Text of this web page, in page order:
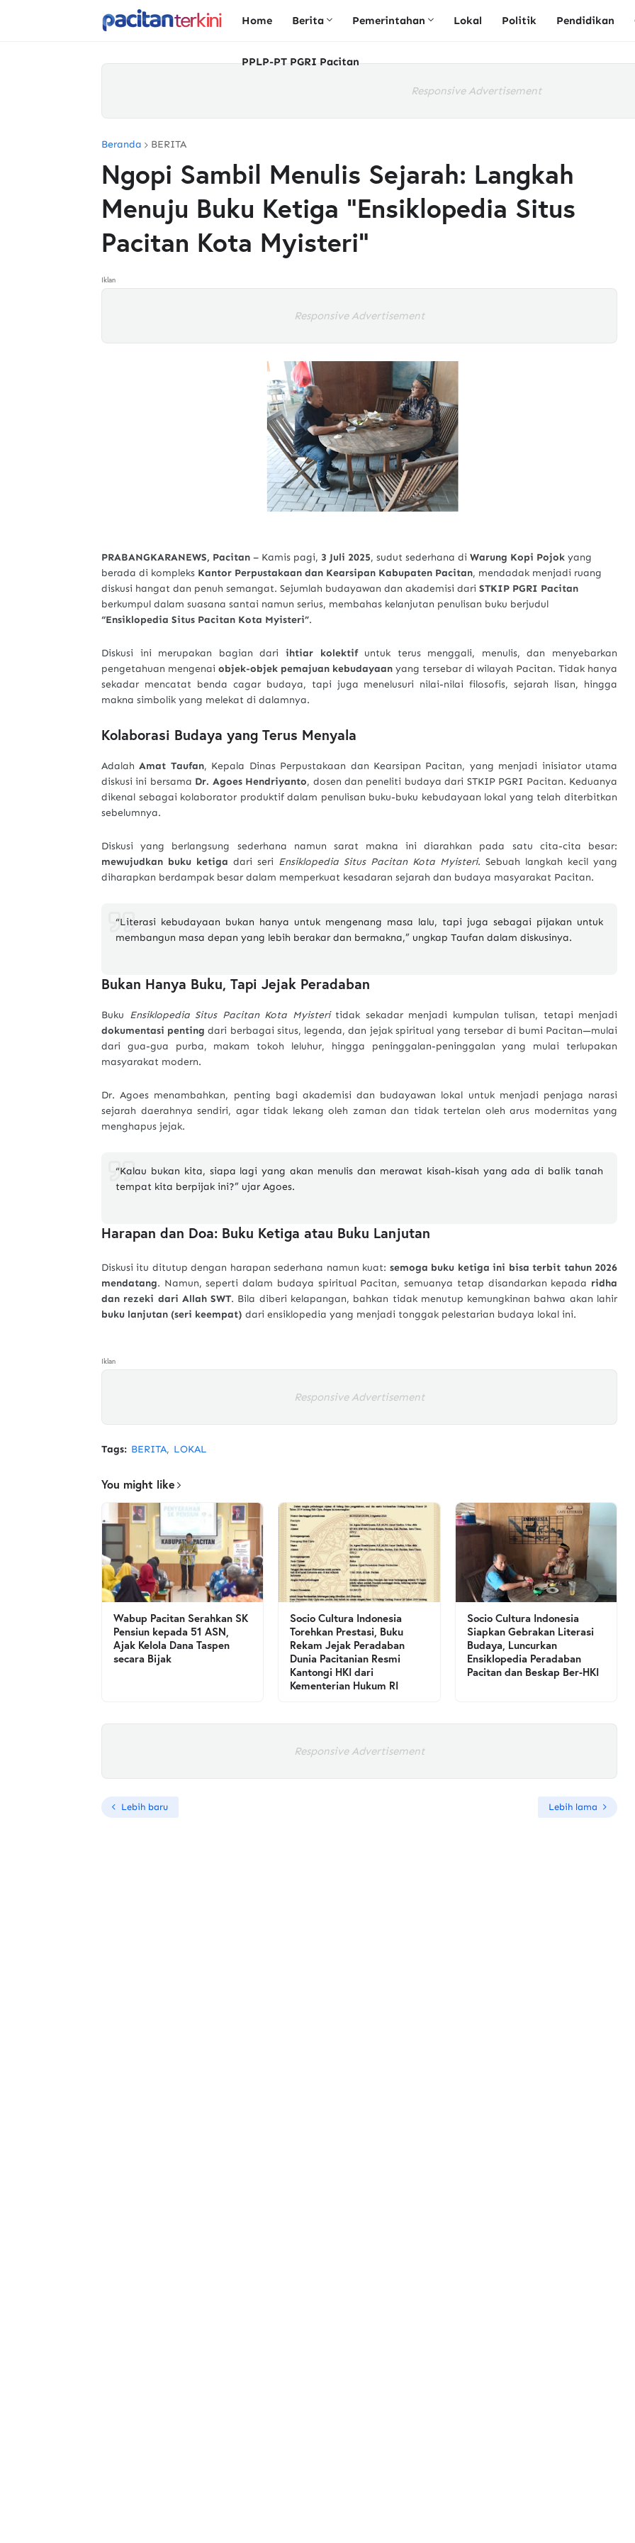
Home Berita Pemerintahan Lokal Politik Pendidikan
PPLP-PT PGRI Pacitan
Responsive Advertisement
Beranda BERITA
Ngopi Sambil Menulis Sejarah: Langkah
Menuju Buku Ketiga "Ensiklopedia Situs
Pacitan Kota Myisteri"
Iklan
Responsive Advertisement
PRABANGKARANEWS, Pacitan – Kamis pagi, 3 Juli 2025, sudut sederhana di Warung Kopi Pojok yang
berada di kompleks Kantor Perpustakaan dan Kearsipan Kabupaten Pacitan, mendadak menjadi ruang
diskusi hangat dan penuh semangat. Sejumlah budayawan dan akademisi dari STKIP PGRI Pacitan
berkumpul dalam suasana santai namun serius, membahas kelanjutan penulisan buku berjudul
“Ensiklopedia Situs Pacitan Kota Myisteri”.
Diskusi ini merupakan bagian dari ihtiar kolektifuntuk terus menggali, menulis, dan menyebarkan
pengetahuan mengenai objek-objek pemajuan kebudayaan yang tersebar di wilayah Pacitan. Tidak hanya
sekadar mencatat benda cagar budaya, tapi juga menelusuri nilai-nilai filosofis, sejarah lisan, hingga
makna simbolik yang melekat di dalamnya.
Kolaborasi Budaya yang Terus Menyala
AdalahAmat Taufan, Kepala Dinas Perpustakaan dan Kearsipan Pacitan, yang menjadi inisiator utama
diskusi ini bersama Dr. Agoes Hendriyanto, dosen dan peneliti budaya dari STKIP PGRI Pacitan. Keduanya
dikenal sebagai kolaborator produktif dalam penulisan buku-buku kebudayaan lokal yang telah diterbitkan
sebelumnya.
Diskusi yang berlangsung sederhana namun sarat makna ini diarahkan pada satu cita-cita besar:
mewujudkan buku ketiga dari seri Ensiklopedia Situs Pacitan Kota Myisteri. Sebuah langkah kecil yang
diharapkan berdampak besar dalam memperkuat kesadaran sejarah dan budaya masyarakat Pacitan.
“Literasi kebudayaan bukan hanya untuk mengenang masa lalu, tapi juga sebagai pijakan untuk
membangun masa depan yang lebih berakar dan bermakna,” ungkap Taufan dalam diskusinya.
Bukan Hanya Buku, Tapi Jejak Peradaban
Buku Ensiklopedia Situs Pacitan Kota Myisteritidak sekadar menjadi kumpulan tulisan, tetapi menjadi
dokumentasi penting dari berbagai situs, legenda, dan jejak spiritual yang tersebar di bumi Pacitan—mulai
dari gua-gua purba, makam tokoh leluhur, hingga peninggalan-peninggalan yang mulai terlupakan
masyarakat modern.
Dr. Agoes menambahkan, penting bagi akademisi dan budayawan lokal untuk menjadi penjaga narasi
sejarah daerahnya sendiri, agar tidak lekang oleh zaman dan tidak tertelan oleh arus modernitas yang
menghapus jejak.
“Kalau bukan kita, siapa lagi yang akan menulis dan merawat kisah-kisah yang ada di balik tanah
tempat kita berpijak ini?” ujar Agoes.
Harapan dan Doa: Buku Ketiga atau Buku Lanjutan
Diskusi itu ditutup dengan harapan sederhana namun kuat: semoga buku ketiga ini bisa terbit tahun 2026
mendatang. Namun, seperti dalam budaya spiritual Pacitan, semuanya tetap disandarkan kepada ridha
dan rezeki dari Allah SWT. Bila diberi kelapangan, bahkan tidak menutup kemungkinan bahwa akan lahir
buku lanjutan (seri keempat) dari ensiklopedia yang menjadi tonggak pelestarian budaya lokal ini.
Iklan
Responsive Advertisement
Tags: BERITA LOKAL
You might like
Wabup Pacitan Serahkan SK
Pensiun kepada 51 ASN,
Ajak Kelola Dana Taspen
secara Bijak
Socio Cultura Indonesia
Torehkan Prestasi, Buku
Rekam Jejak Peradaban
Dunia Pacitanian Resmi
Kantongi HKI dari
Kementerian Hukum RI
Socio Cultura Indonesia
Siapkan Gebrakan Literasi
Budaya, Luncurkan
Ensiklopedia Peradaban
Pacitan dan Beskap Ber-HKI
Responsive Advertisement
Lebih baru Lebih lama